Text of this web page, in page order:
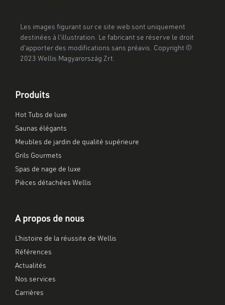
Les images figurant sur ce site web sont uniquement
destinées à l'illustration. Le fabricant se réserve le droit
d'apporter des modifications sans préavis. Copyright ©
2023 Wellis Magyarország Zrt.
Produits
Hot Tubs de luxe
Saunas élégants
Meubles de jardin de qualité supérieure
Grils Gourmets
Spas de nage de luxe
Pièces détachées Wellis
A propos de nous
L’histoire de la réussite de Wellis
Références
Actualités
Nos services
Carrières